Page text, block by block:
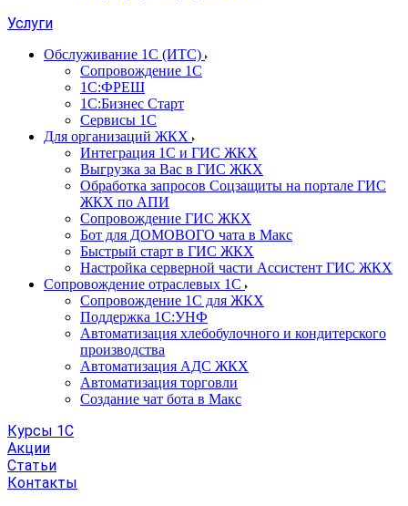
Услуги
Обслуживание 1С (ИТС)
Сопровождение 1С
1С:ФРЕШ
1С:Бизнес Старт
Сервисы 1С
Для организаций ЖКХ
Интеграция 1С и ГИС ЖКХ
Выгрузка за Вас в ГИС ЖКХ
Обработка запросов Соцзащиты на портале ГИС
ЖКХ по АПИ
Сопровождение ГИС ЖКХ
Бот для ДОМОВОГО чата в Макс
Быстрый старт в ГИС ЖКХ
Настройка серверной части Ассистент ГИС ЖКХ
Сопровождение отраслевых 1С
Сопровождение 1С для ЖКХ
Поддержка 1С:УНФ
Автоматизация хлебобулочного и кондитерского
производства
Автоматизация АДС ЖКХ
Автоматизация торговли
Создание чат бота в Макс
Курсы 1С
Акции
Статьи
Контакты